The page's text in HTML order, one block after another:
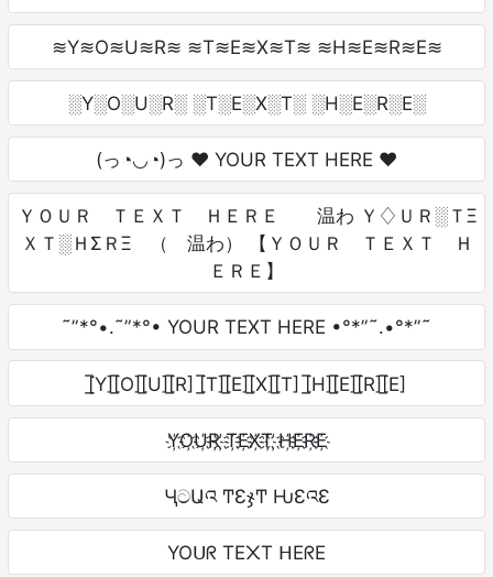
≋Y≋O≋U≋R≋ ≋T≋E≋X≋T≋ ≋H≋E≋R≋E≋
░Y░O░U░R░ ░T░E░X░T░ ░H░E░R░E░
(っ◔◡◔)っ ♥ YOUR TEXT HERE ♥
ＹＯＵＲ ＴＥＸＴ ＨＥＲＥ ゕ温わ Ｙ♢ＵＲ░ＴΞ
ＸＴ░ＨΣＲΞ （ゕ温わ） 【ＹＯＵＲ ＴＥＸＴ Ｈ
ＥＲＥ】
˜”*°•.˜”*°• YOUR TEXT HERE •°*”˜.•°*”˜
[̲̅Y][̲̅O][̲̅U][̲̅R] [̲̅T][̲̅E][̲̅X][̲̅T] [̲̅H][̲̅E][̲̅R][̲̅E]
Y҉O҉U҉R҉ ҉T҉E҉X҉T҉ ҉H҉E҉R҉E҉
ӋටԱའ ͲƐჯͲ ǶƐའƐ
YOᑌᖇ TE᙭T ᕼEᖇE